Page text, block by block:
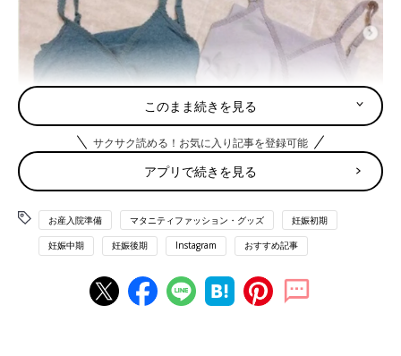
出典：Instagramアカウント「y___baby03」
入。チャコールのキャミソールは産前用、グレージュの方は産後
用なのだとか。母子手帳をもらった時のクーポンと両親学級の参
このまま続きを見る
サクサク読める！お気に入り記事を登録可能
アプリで続きを見る
お産入院準備 マタニティファッション・グッズ 妊娠初期
妊娠中期 妊娠後期 Instagram おすすめ記事